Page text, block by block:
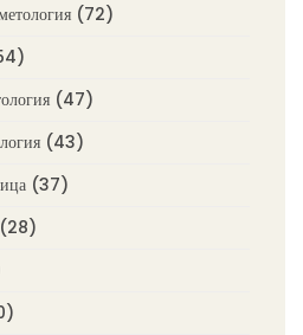
(72)
(47)
(43)
(37)
(28)